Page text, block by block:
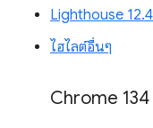
Lighthouse
ไฮไลต์อื่นๆ
Chrome 134